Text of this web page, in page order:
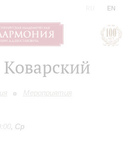
EN
Мероприятия
, Ср